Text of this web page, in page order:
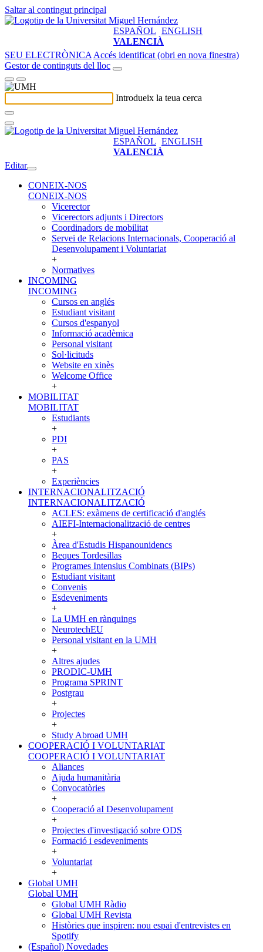
Saltar al contingut principal
ESPAÑOL ENGLISH
VALENCIÀ
SEU ELECTRÒNICA Accés identificat (obri en nova finestra)
Gestor de continguts del lloc
Introdueix la teua cerca
ESPAÑOL ENGLISH
VALENCIÀ
Editar
CONEIX-NOS
CONEIX-NOS
Vicerector
Vicerectors adjunts i Directors
Coordinadors de mobilitat
Servei de Relacions Internacionals, Cooperació al
Desenvolupament i Voluntariat
+
Normatives
INCOMING
INCOMING
Cursos en anglés
Estudiant visitant
Cursos d'espanyol
Informació acadèmica
Personal visitant
Sol·licituds
Website en xinès
Welcome Office
+
MOBILITAT
MOBILITAT
Estudiants
+
PDI
+
PAS
+
Experiències
INTERNACIONALITZACIÓ
INTERNACIONALITZACIÓ
ACLES: exàmens de certificació d'anglés
AIEFI-Internacionalització de centres
+
Àrea d'Estudis Hispanounidencs
Beques Tordesillas
Programes Intensius Combinats (BIPs)
Estudiant visitant
Convenis
Esdeveniments
+
La UMH en rànquings
NeurotechEU
Personal visitant en la UMH
+
Altres ajudes
PRODIC-UMH
Programa SPRINT
Postgrau
+
Projectes
+
Study Abroad UMH
COOPERACIÓ I VOLUNTARIAT
COOPERACIÓ I VOLUNTARIAT
Aliances
Ajuda humanitària
Convocatòries
+
Cooperació aI Desenvolupament
+
Projectes d'investigació sobre ODS
Formació i esdeveniments
+
Voluntariat
+
Global UMH
Global UMH
Global UMH Ràdio
Global UMH Revista
Històries que inspiren: nou espai d'entrevistes en
Spotify
(Español) Novedades